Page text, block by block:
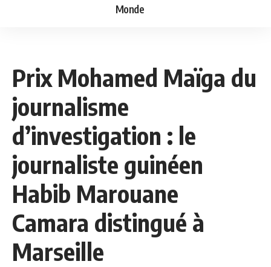
Monde
Prix Mohamed Maïga du
journalisme
d’investigation : le
journaliste guinéen
Habib Marouane
Camara distingué à
Marseille